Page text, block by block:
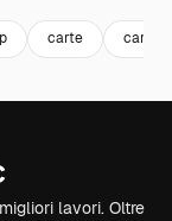
carte card
lavori. Oltre